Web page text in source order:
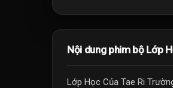
Nội dung phim bộ Lớp
Lớp Học Của Tae Ri